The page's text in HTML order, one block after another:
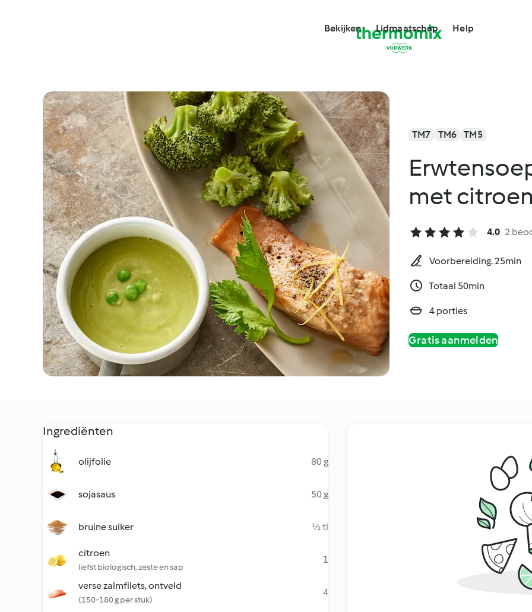
Bekijken Lidmaatschap Help
TM7 TM6 TM5
met
4.0 2
Voorbereiding. 25min
Totaal 50min
4 porties
Gratis aanmelden
Ingrediënten
olijfolie 80 g
sojasaus 50 g
bruine suiker ½ tl
citroen
liefst biologisch, zeste en sap
1
verse zalmfilets, ontveld
(150-180 g per stuk)
4